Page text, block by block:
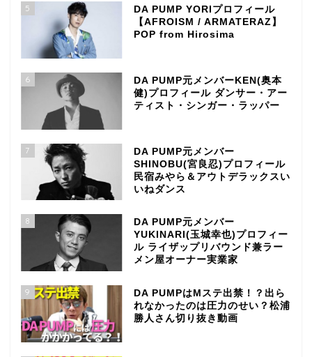
5
DA PUMP YORIプロフィール
【AFROISM / ARMATERAZ】
POP from Hirosima
6
DA PUMP元メンバーKEN(奥本
健)プロフィール ダンサー・アー
ティスト・シンガー・ラッパー
7
DA PUMP元メンバー
SHINOBU(宮良忍)プロフィール
民宿みやら＆アウトデラックスい
いねダンス
8
DA PUMP元メンバー
YUKINARI(玉城幸也)プロフィー
ル ライザップリバウンド兼ラー
メン屋オーナー実業家
9
DA PUMPはMステ出禁！？出ら
れなかったのは圧力のせい？松浦
勝人さん切り抜き動画